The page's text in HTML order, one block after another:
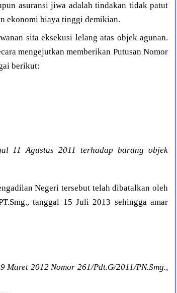
asuransi jiwa adalah tindakan tidak patut
ekonomi biaya tinggi demikian.
sita eksekusi lelang atas objek agunan.
mengejutkan memberikan Putusan Nomor
berikut:
11 Agustus 2011 terhadap barang objek
Negeri tersebut telah dibatalkan oleh
tanggal 15 Juli 2013 sehingga amar
2012 Nomor 261/Pdt.G/2011/PN.Smg.,